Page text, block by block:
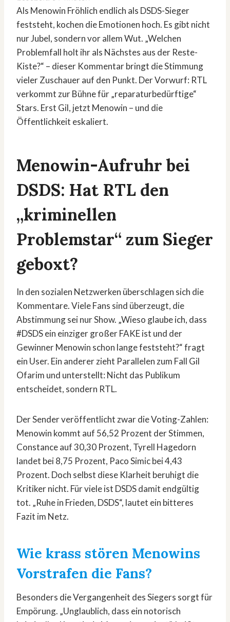
Als Menowin Fröhlich endlich als DSDS-Sieger
feststeht, kochen die Emotionen hoch. Es gibt nicht
nur Jubel, sondern vor allem Wut. „Welchen
Problemfall holt ihr als Nächstes aus der Reste-
Kiste?“ – dieser Kommentar bringt die Stimmung
vieler Zuschauer auf den Punkt. Der Vorwurf: RTL
verkommt zur Bühne für „reparaturbedürftige“
Stars. Erst Gil, jetzt Menowin – und die
Öffentlichkeit eskaliert.
Menowin-Aufruhr bei
DSDS: Hat RTL den
„kriminellen
Problemstar“ zum Sieger
geboxt?
In den sozialen Netzwerken überschlagen sich die
Kommentare. Viele Fans sind überzeugt, die
Abstimmung sei nur Show. „Wieso glaube ich, dass
#DSDS ein einziger großer FAKE ist und der
Gewinner Menowin schon lange feststeht?“ fragt
ein User. Ein anderer zieht Parallelen zum Fall Gil
Ofarim und unterstellt: Nicht das Publikum
entscheidet, sondern RTL.
Der Sender veröffentlicht zwar die Voting-Zahlen:
Menowin kommt auf 56,52 Prozent der Stimmen,
Constance auf 30,30 Prozent, Tyrell Hagedorn
landet bei 8,75 Prozent, Paco Simic bei 4,43
Prozent. Doch selbst diese Klarheit beruhigt die
Kritiker nicht. Für viele ist DSDS damit endgültig
tot. „Ruhe in Frieden, DSDS“, lautet ein bitteres
Fazit im Netz.
Wie krass stören Menowins
Vorstrafen die Fans?
Besonders die Vergangenheit des Siegers sorgt für
Empörung. „Unglaublich, dass ein notorisch